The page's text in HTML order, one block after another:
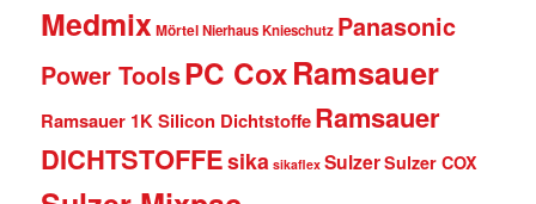
Medmix MörtelNierhaus Knieschutz Panasonic
Power ToolsPC CoxRamsauer
Ramsauer 1K Silicon DichtstoffeRamsauer
DICHTSTOFFEsika sikaflex SulzerSulzer COX